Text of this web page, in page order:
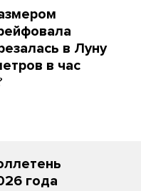
в Луну
в час
года